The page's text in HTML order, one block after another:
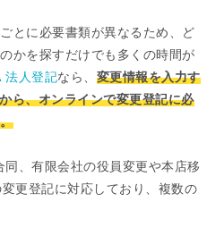
とに必要書類が異なるため、ど
かを探すだけでも多くの時間が
法人登記なら、 変更情報を入力す
ら、オンラインで変更登記に必
同、有限会社の役員変更や本店移
更登記に対応しており、複数の